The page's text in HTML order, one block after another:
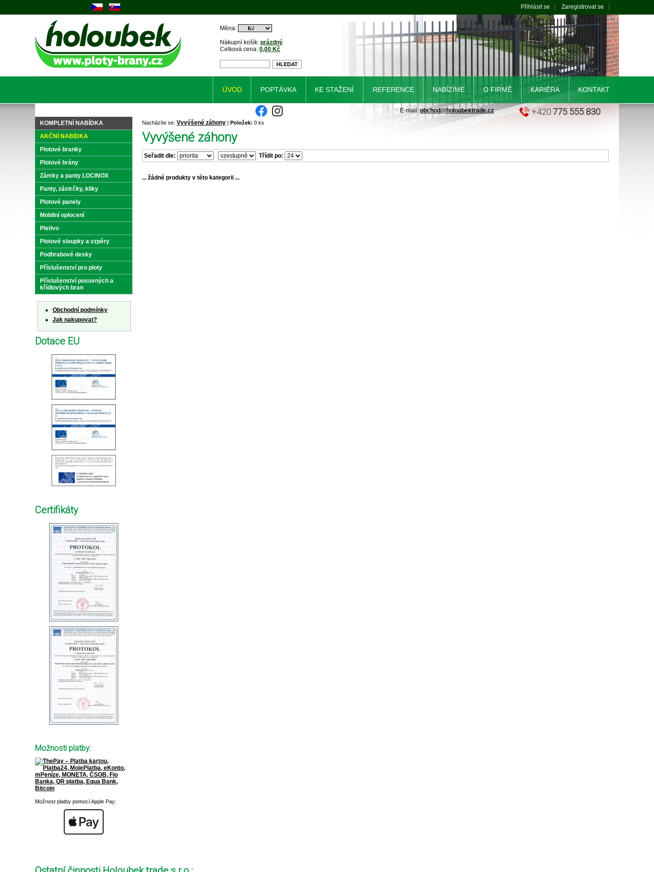
Nacházíte se: Vyvýšené záhony | Položek: 0 ks
Vyvýšené záhony
Seřadit dle: Třídit po:
... žádné produkty v této kategorii ...
KOMPLETNÍ NABÍDKA
AKČNÍ NABÍDKA
Plotové branky
Plotové brány
Zámky a panty LOCINOX
Panty, zástrčky, kliky
Plotové panely
Mobilní oplocení
Pletivo
Plotové sloupky a vzpěry
Podhrabové desky
Příslušenství pro ploty
Příslušenství posuvných a
křídlových bran
Obchodní podmínky
Jak nakupovat?
Dotace EU
Certifikáty
Možnosti platby:
Možnost platby pomocí Apple Pay:
Nákupní košík: prázdný
Celková cena: 0,00 Kč
Měna:
Přihlásit se Zaregistrovat se
ÚVOD POPTÁVKA KE STAŽENÍ REFERENCE NABÍZÍME O FIRMĚ KARIÉRA KONTAKT
+420775 555 830
E-mail:obchod@holoubektrade.cz